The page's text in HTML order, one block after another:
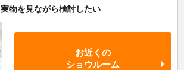
実物を見ながら検討したい
お近くの
ショウルーム